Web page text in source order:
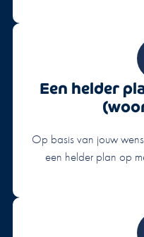
Een helder
Op basis van jouw
een helder plan op